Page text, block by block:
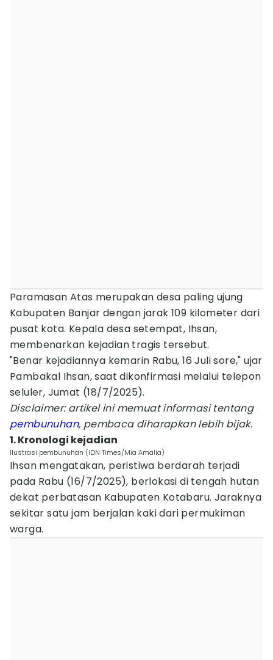
Paramasan Atas merupakan desa paling ujung
Kabupaten Banjar dengan jarak 109 kilometer dari
pusat kota. Kepala desa setempat, Ihsan,
membenarkan kejadian tragis tersebut.
"Benar kejadiannya kemarin Rabu, 16 Juli sore," ujar
Pambakal Ihsan, saat dikonfirmasi melalui telepon
seluler, Jumat (18/7/2025).
Disclaimer: artikel ini memuat informasi tentang
pembunuhan, pembaca diharapkan lebih bijak.
1. Kronologi kejadian
Ilustrasi pembunuhan (IDN Times/Mia Amalia)
Ihsan mengatakan, peristiwa berdarah terjadi
pada Rabu (16/7/2025), berlokasi di tengah hutan
dekat perbatasan Kabupaten Kotabaru. Jaraknya
sekitar satu jam berjalan kaki dari permukiman
warga.